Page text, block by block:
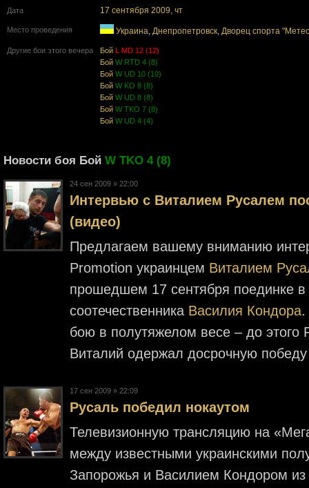
Дата 17 cентября 2009, чт
Место проведения Украина, Днепропетровск, Дворец спорта
Другие бои этого вечера Бой L MD 12 (12)
Бой W RTD 4 (8)
Бой W UD 10 (10)
Бой W KO 8 (8)
Бой W UD 8 (8)
Бой W TKO 7 (8)
Бой W UD 4 (4)
Новости боя Бой W TKO 4 (8)
24 cен 2009 » 22:00
Интервью с Виталием Русалем
(видео)
Предлагаем вашему вниманию
Promotion украинцем Виталием
прошедшем 17 сентября поединке в
соотечественника Василия Кондора.
бою в полутяжелом весе – до этого
Виталий одержал досрочную
17 cен 2009 » 22:09
Русаль победил нокаутом
Телевизионную трансляцию на
между известными украинскими
Запорожья и Василием Кондором